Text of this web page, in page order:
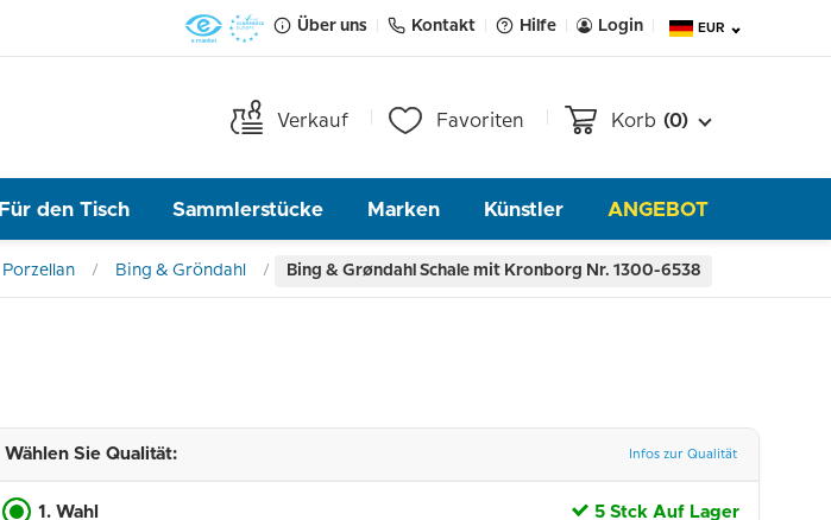
Über uns Kontakt Hilfe Login EUR
Verkauf Favoriten Korb (0)
Für den Tisch Sammlerstücke Marken Künstler ANGEBOT
Porzellan Bing & Gröndahl Bing & Grøndahl Schale mit Kronborg Nr. 1300-6538
Wählen Sie Qualität: Infos zur Qualität
1. Wahl 5 Stck Auf Lager